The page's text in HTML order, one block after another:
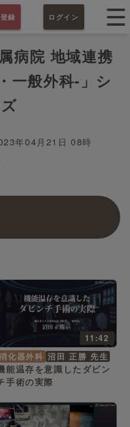
録 ログイン
病院 地域連携
一般外科-」シ
年04月21日 08時
11:42
化器外科 沼田 正勝 先生
能温存を意識したダビン
手術の実際